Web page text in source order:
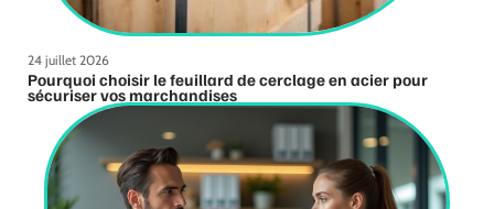
24 juillet 2026
Pourquoi choisir le feuillard de cerclage en acier pour
sécuriser vos marchandises